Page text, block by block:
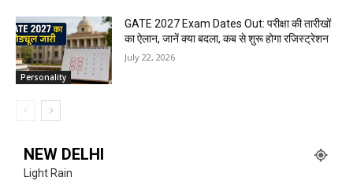
Personality
GATE 2027 Exam Dates Out: परीक्षा की तारीखों
का ऐलान, जानें क्या बदला, कब से शुरू होगा रजिस्ट्रेशन
July 22, 2026
NEW DELHI
Light Rain